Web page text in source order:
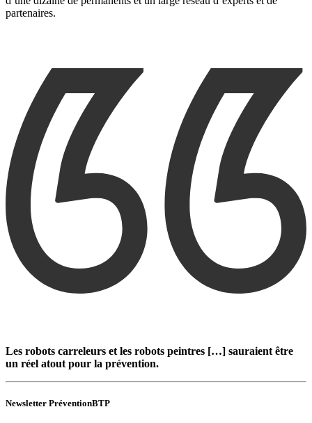
partenaires.
Les robots carreleurs et les robots peintres […] sauraient être
un réel atout pour la prévention.
Newsletter PréventionBTP